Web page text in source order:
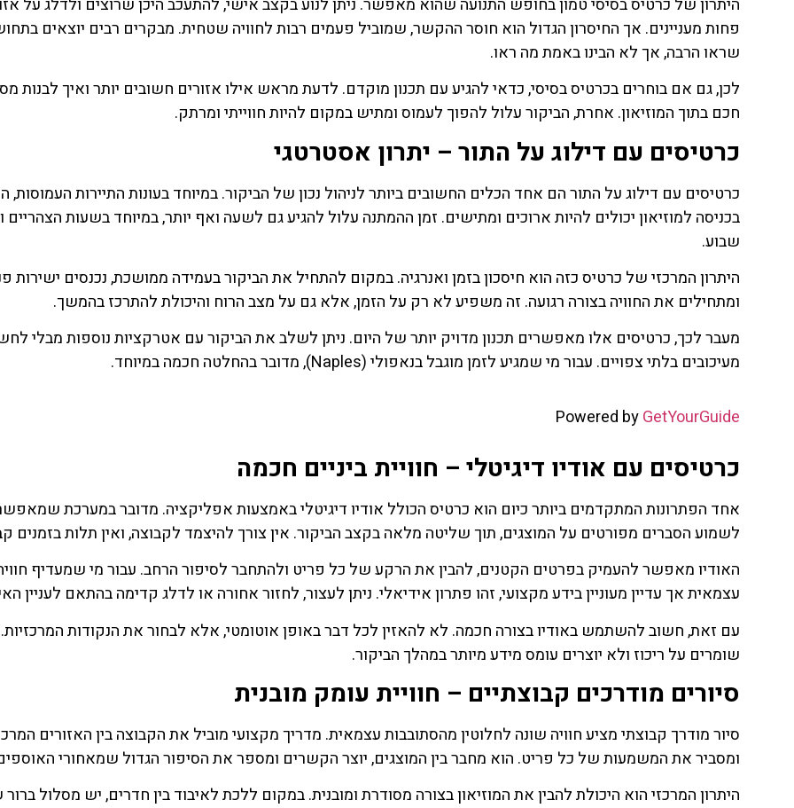
פחות מעניינים. אך החיסרון הגדול הוא חוסר ההקשר, שמוביל פעמים רבות לחוויה שטחית. מבקרים רבים יוצאים
שראו הרבה, אך לא הבינו באמת מה ראו.
לכן, גם אם בוחרים בכרטיס בסיסי, כדאי להגיע עם תכנון מוקדם. לדעת מראש אילו אזורים חשובים יותר ואיך לבנות
חכם בתוך המוזיאון. אחרת, הביקור עלול להפוך לעמוס ומתיש במקום להיות חווייתי ומרתק.
כרטיסים עם דילוג על התור – יתרון אסטרטגי
כרטיסים עם דילוג על התור הם אחד הכלים החשובים ביותר לניהול נכון של הביקור. במיוחד בעונות התיירות העמוסות,
בכניסה למוזיאון יכולים להיות ארוכים ומתישים. זמן ההמתנה עלול להגיע גם לשעה ואף יותר, במיוחד בשעות הצהריים
שבוע.
היתרון המרכזי של כרטיס כזה הוא חיסכון בזמן ואנרגיה. במקום להתחיל את הביקור בעמידה ממושכת, נכנסים ישירות
ומתחילים את החוויה בצורה רגועה. זה משפיע לא רק על הזמן, אלא גם על מצב הרוח והיכולת להתרכז בהמשך.
מעבר לכך, כרטיסים אלו מאפשרים תכנון מדויק יותר של היום. ניתן לשלב את הביקור עם אטרקציות נוספות מבלי
מעיכובים בלתי צפויים. עבור מי שמגיע לזמן מוגבל בנאפולי (Naples), מדובר בהחלטה חכמה במיוחד.
Powered byGetYourGuide
כרטיסים עם אודיו דיגיטלי – חוויית ביניים חכמה
אחד הפתרונות המתקדמים ביותר כיום הוא כרטיס הכולל אודיו דיגיטלי באמצעות אפליקציה. מדובר במערכת
לשמוע הסברים מפורטים על המוצגים, תוך שליטה מלאה בקצב הביקור. אין צורך להיצמד לקבוצה, ואין תלות בזמנים
האודיו מאפשר להעמיק בפרטים הקטנים, להבין את הרקע של כל פריט ולהתחבר לסיפור הרחב. עבור מי שמעדיף
עצמאית אך עדיין מעוניין בידע מקצועי, זהו פתרון אידיאלי. ניתן לעצור, לחזור אחורה או לדלג קדימה בהתאם לעניין
עם זאת, חשוב להשתמש באודיו בצורה חכמה. לא להאזין לכל דבר באופן אוטומטי, אלא לבחור את הנקודות
שומרים על ריכוז ולא יוצרים עומס מידע מיותר במהלך הביקור.
סיורים מודרכים קבוצתיים – חוויית עומק מובנית
סיור מודרך קבוצתי מציע חוויה שונה לחלוטין מהסתובבות עצמאית. מדריך מקצועי מוביל את הקבוצה בין האזורים
ומסביר את המשמעות של כל פריט. הוא מחבר בין המוצגים, יוצר הקשרים ומספר את הסיפור הגדול שמאחורי
היתרון המרכזי הוא היכולת להבין את המוזיאון בצורה מסודרת ומובנית. במקום ללכת לאיבוד בין חדרים, יש מסלול